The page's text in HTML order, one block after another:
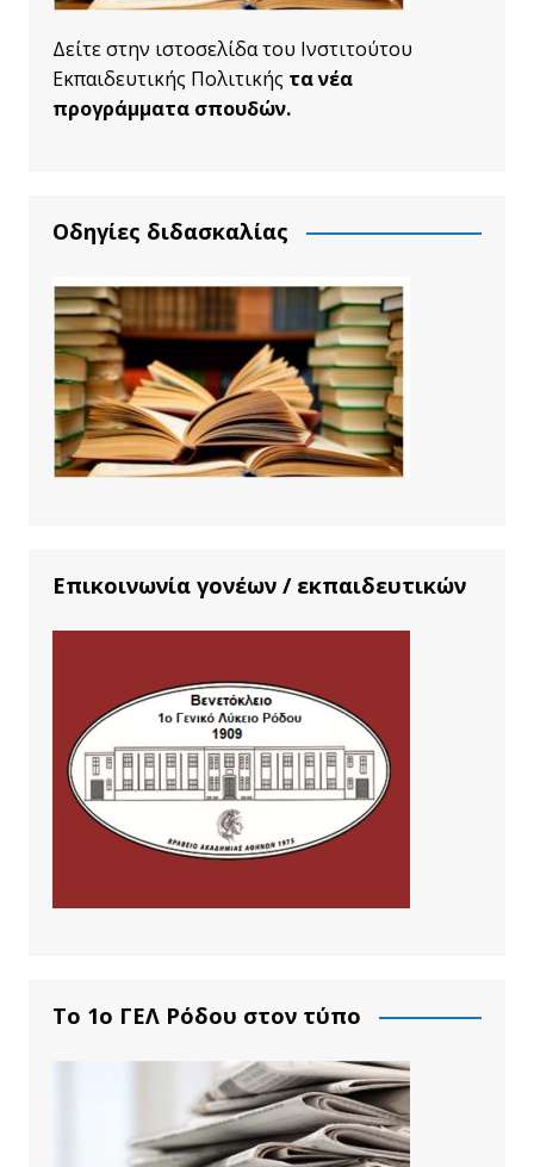
Δείτε στην ιστοσελίδα του Ινστιτούτου
Εκπαιδευτικής Πολιτικής τα νέα
προγράμματα σπουδών.
Οδηγίες διδασκαλίας
Επικοινωνία γονέων / εκπαιδευτικών
Το 1ο ΓΕΛ Ρόδου στον τύπο